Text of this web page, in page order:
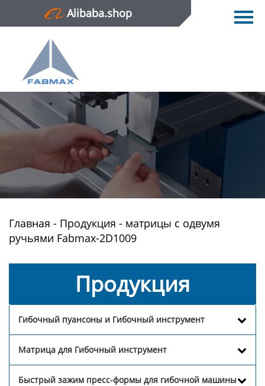
Alibaba.shop
Главная
Продукция
Новости
О нас
Контактная информация
Главная - Продукция - матрицы с одвумя
ручьями Fabmax-2D1009
Продукция
Гибочный пуансоны и Гибочный инструмент
Матрица для Гибочный инструмент
Быстрый зажим пресс-формы для гибочной машины